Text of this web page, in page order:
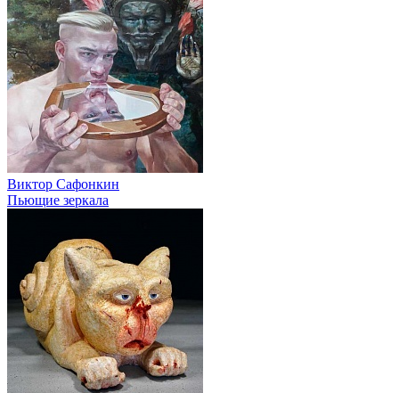
Виктор Сафонкин
Пьющие зеркала